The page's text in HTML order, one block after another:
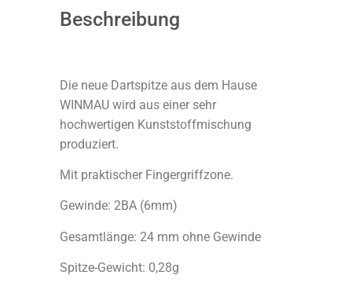
Beschreibung
Die neue Dartspitze aus dem Hause
WINMAU wird aus einer sehr
hochwertigen Kunststoffmischung
produziert.
Mit praktischer Fingergriffzone.
Gewinde: 2BA (6mm)
Gesamtlänge: 24 mm ohne Gewinde
Spitze-Gewicht: 0,28g